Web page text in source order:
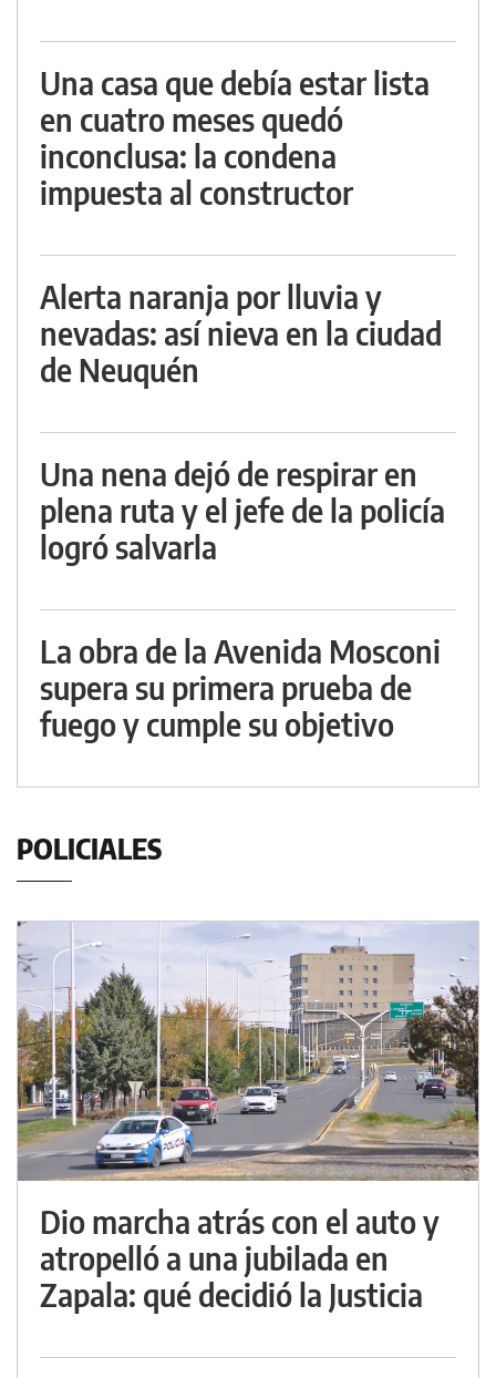
Una casa que debía estar lista
en cuatro meses quedó
inconclusa: la condena
impuesta al constructor
Alerta naranja por lluvia y
nevadas: así nieva en la ciudad
de Neuquén
Una nena dejó de respirar en
plena ruta y el jefe de la policía
logró salvarla
La obra de la Avenida Mosconi
supera su primera prueba de
fuego y cumple su objetivo
POLICIALES
Dio marcha atrás con el auto y
atropelló a una jubilada en
Zapala: qué decidió la Justicia